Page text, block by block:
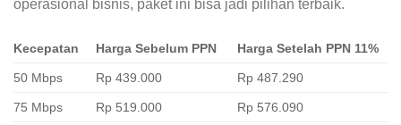
operasional bisnis, paket ini bisa jadi pilihan terbaik.
Kecepatan Harga Sebelum PPN Harga Setelah PPN 11%
50 Mbps Rp 439.000 Rp 487.290
75 Mbps Rp 519.000 Rp 576.090